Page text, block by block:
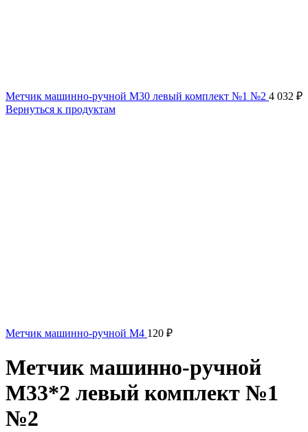
Метчик машинно-ручной М30 левый комплект №1 №2 4 032 ₽
Вернуться к продуктам
Метчик машинно-ручной М4 120 ₽
Метчик машинно-ручной
М33*2 левый комплект №1
№2